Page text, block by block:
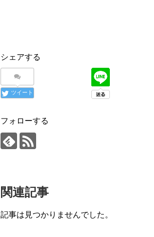
シェアする
ツイート
フォローする
関連記事
記事は見つかりませんでした。